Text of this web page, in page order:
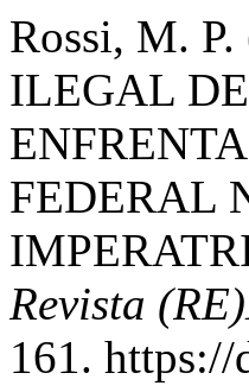
Rossi, M.
ILEGAL
FEDERAL
Revista
161.